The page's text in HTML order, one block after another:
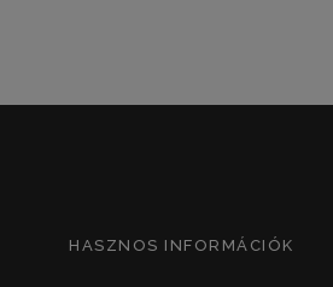
HASZNOS INFORMÁCIÓK